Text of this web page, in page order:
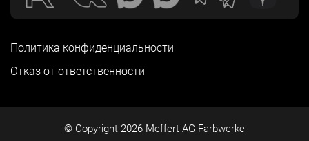
Политика конфиденциальности
Отказ от ответственности
© Copyright 2026 Meffert AG Farbwerke